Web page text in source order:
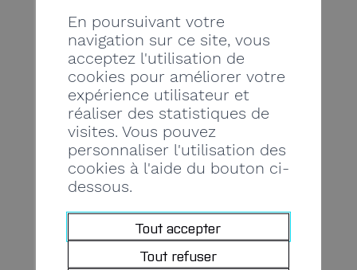
En poursuivant votre
navigation sur ce site, vous
acceptez l'utilisation de
cookies pour améliorer votre
expérience utilisateur et
réaliser des statistiques de
visites. Vous pouvez
personnaliser l'utilisation des
cookies à l'aide du bouton ci-
dessous.
Tout accepter
Tout refuser